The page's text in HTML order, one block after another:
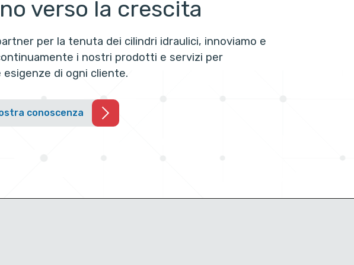
verso la crescita
per la tenuta dei cilindri idraulici, innoviamo e
i nostri prodotti e servizi per
di ogni cliente.
conoscenza